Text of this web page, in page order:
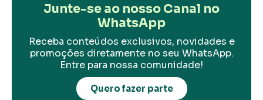
Junte-se ao nosso Canal no
WhatsApp
Receba conteúdos exclusivos, novidades e
promoções diretamente no seu WhatsApp.
Entre para nossa comunidade!
Quero fazer parte